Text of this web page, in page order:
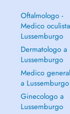
Oftalmologo -
Medico
Lussemburgo
Dermatologo a
Lussemburgo
Medico
a Lussemburgo
Ginecologo a
Lussemburgo